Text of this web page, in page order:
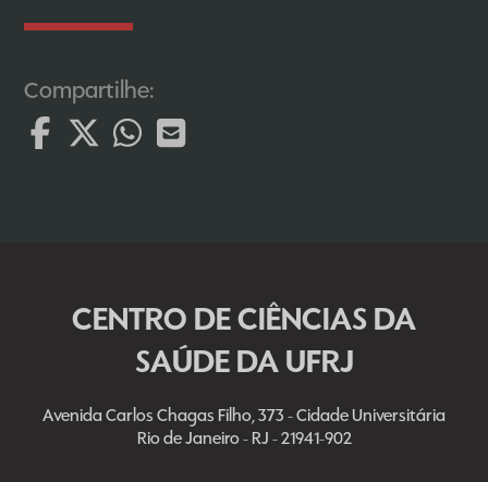
Compartilhe:
CENTRO DE CIÊNCIAS DA
SAÚDE DA UFRJ
Avenida Carlos Chagas Filho, 373 - Cidade Universitária
Rio de Janeiro - RJ - 21941-902